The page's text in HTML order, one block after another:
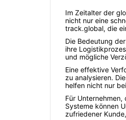
Im Zeitalter der
nicht nur eine
track.global, die
Die Bedeutung
ihre
und mögliche
Eine effektive
zu analysieren.
helfen nicht nur
Für
Systeme können
zufriedener